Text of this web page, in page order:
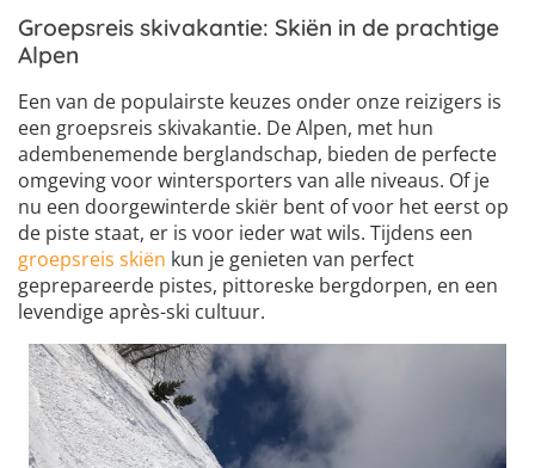
Groepsreis skivakantie: Skiën in de prachtige
Alpen
Een van de populairste keuzes onder onze reizigers is
een groepsreis skivakantie. De Alpen, met hun
adembenemende berglandschap, bieden de perfecte
omgeving voor wintersporters van alle niveaus. Of je
nu een doorgewinterde skiër bent of voor het eerst op
de piste staat, er is voor ieder wat wils. Tijdens een
groepsreis skiën kun je genieten van perfect
geprepareerde pistes, pittoreske bergdorpen, en een
levendige après-ski cultuur.